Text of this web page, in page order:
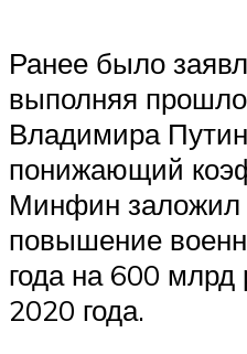
Ранее было
выполняя
Владимира
понижающий
Минфин заложил
повышение
года на 600 млрд
2020 года.